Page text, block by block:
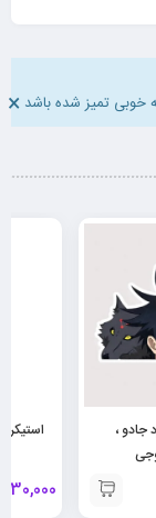
خوبی تمیز شده باشد ×
جادو ،
استیکر
30,000